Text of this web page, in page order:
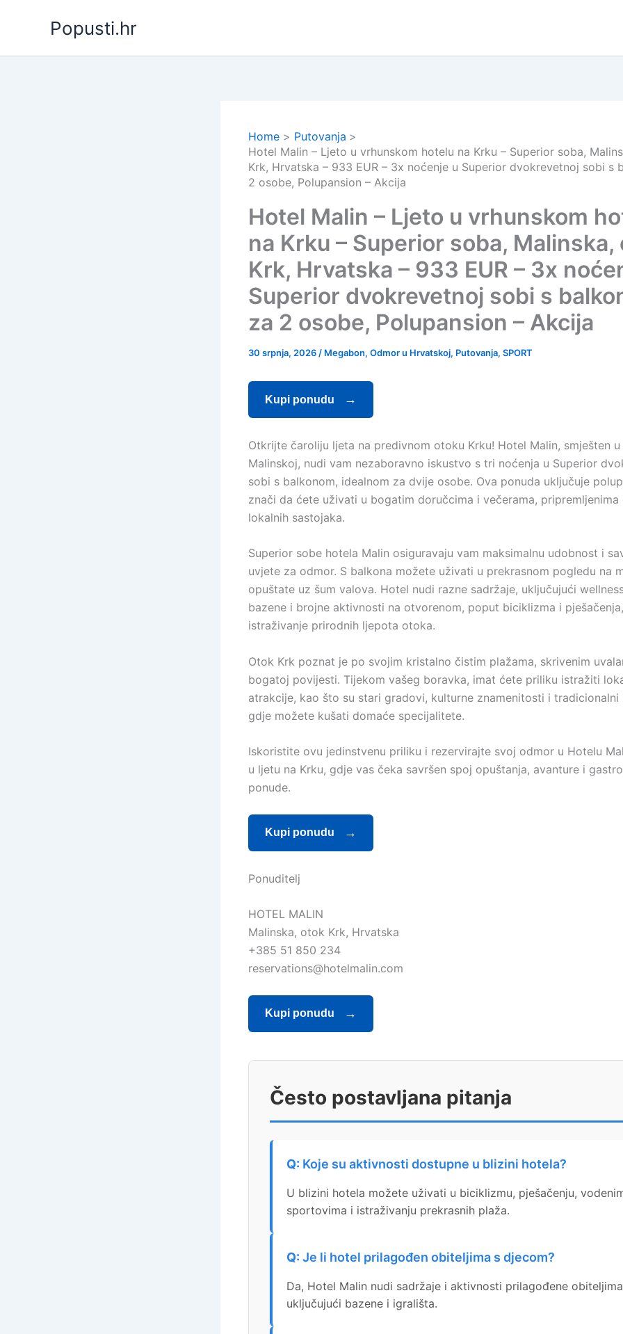
Popusti.hr
Home
Putovanja
Hotel Malin – Ljeto u vrhunskom hotelu na Krku – Superior soba,
Krk, Hrvatska – 933 EUR – 3x noćenje u Superior dvokrevetnoj sobi s
2 osobe, Polupansion – Akcija
Hotel Malin – Ljeto u vrhunskom
na Krku – Superior soba, Malinska,
Krk, Hrvatska – 933 EUR – 3x
Superior dvokrevetnoj sobi s
za 2 osobe, Polupansion – Akcija
30 srpnja, 2026 / Megabon, Odmor u Hrvatskoj, Putovanja, SPORT
Kupi ponudu
Otkrijte čaroliju ljeta na predivnom otoku Krku! Hotel Malin, smješten
Malinskoj, nudi vam nezaboravno iskustvo s tri noćenja u Superior
sobi s balkonom, idealnom za dvije osobe. Ova ponuda uključuje
znači da ćete uživati u bogatim doručcima i večerama, pripremljenima
lokalnih sastojaka.
Superior sobe hotela Malin osiguravaju vam maksimalnu udobnost i
uvjete za odmor. S balkona možete uživati u prekrasnom pogledu na
opuštate uz šum valova. Hotel nudi razne sadržaje, uključujući
bazene i brojne aktivnosti na otvorenom, poput biciklizma i
istraživanje prirodnih ljepota otoka.
Otok Krk poznat je po svojim kristalno čistim plažama, skrivenim
bogatoj povijesti. Tijekom vašeg boravka, imat ćete priliku istražiti
atrakcije, kao što su stari gradovi, kulturne znamenitosti i tradicionalni
gdje možete kušati domaće specijalitete.
Iskoristite ovu jedinstvenu priliku i rezervirajte svoj odmor u Hotelu
u ljetu na Krku, gdje vas čeka savršen spoj opuštanja, avanture i
ponude.
Kupi ponudu
Ponuditelj
HOTEL MALIN
Malinska, otok Krk, Hrvatska
+385 51 850 234
reservations@hotelmalin.com
Kupi ponudu
Često postavljana pitanja
Koje su aktivnosti dostupne u blizini hotela?
U blizini hotela možete uživati u biciklizmu, pješačenju,
sportovima i istraživanju prekrasnih plaža.
Je li hotel prilagođen obiteljima s djecom?
Da, Hotel Malin nudi sadržaje i aktivnosti prilagođene
uključujući bazene i igrališta.